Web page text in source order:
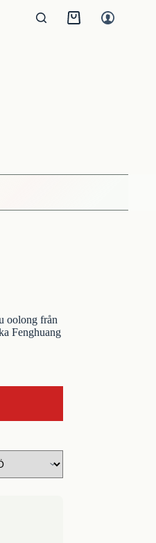
Kundvagn
oolong från
Fenghuang